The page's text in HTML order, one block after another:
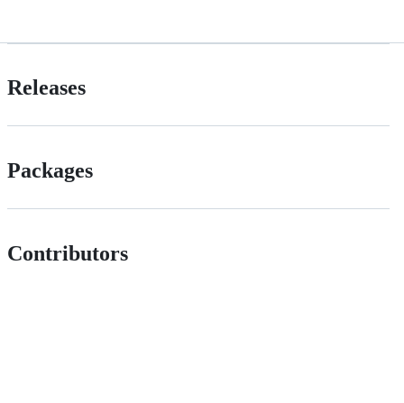
Releases
Packages
Contributors